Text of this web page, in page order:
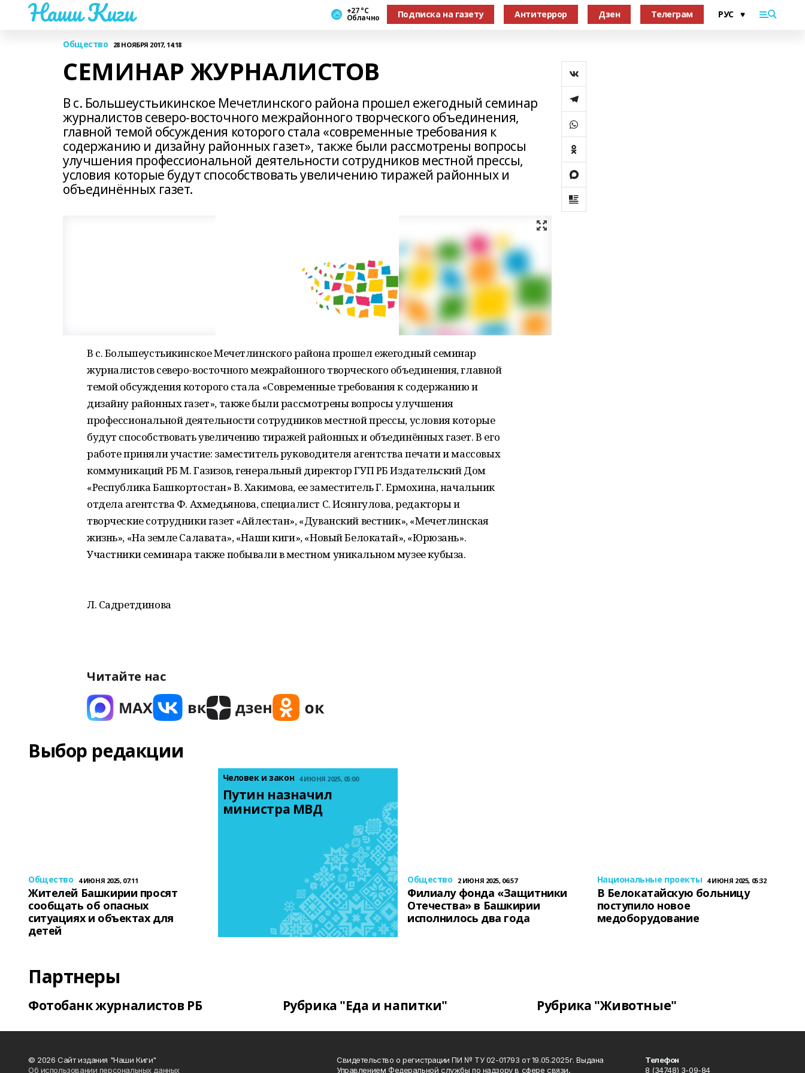
Наши Киги +27 °С
Облачно Подписка на газету Антитеррор Дзен Телеграм
Общество 28 НОЯБРЯ 2017, 14:18
СЕМИНАР ЖУРНАЛИСТОВ
В с. Большеустьикинское Мечетлинского района прошел ежегодный семинар
журналистов северо-восточного межрайонного творческого объединения,
главной темой обсуждения которого стала «современные требования к
содержанию и дизайну районных газет», также были рассмотрены вопросы
улучшения профессиональной деятельности сотрудников местной прессы,
условия которые будут способствовать увеличению тиражей районных и
объединённых газет.
В с. Большеустьикинское Мечетлинского района прошел ежегодный семинар
журналистов северо-восточного межрайонного творческого объединения, главной
темой обсуждения которого стала «Современные требования к содержанию и
дизайну районных газет», также были рассмотрены вопросы улучшения
профессиональной деятельности сотрудников местной прессы, условия которые
будут способствовать увеличению тиражей районных и объединённых газет. В его
работе приняли участие: заместитель руководителя агентства печати и массовых
коммуникаций РБ М. Газизов, генеральный директор ГУП РБ Издательский Дом
«Республика Башкортостан» В. Хакимова, ее заместитель Г. Ермохина, начальник
отдела агентства Ф. Ахмедьянова, специалист С. Исянгулова, редакторы и
творческие сотрудники газет «Айлестан», «Дуванский вестник», «Мечетлинская
жизнь», «На земле Салавата», «Наши киги», «Новый Белокатай», «Юрюзань».
Участники семинара также побывали в местном уникальном музее кубыза.
Л. Садретдинова
Читайте нас
Выбор редакции
Общество 4 ИЮНЯ 2025, 07:11
Жителей Башкирии просят
сообщать об опасных
ситуациях и объектах для
детей
Человек и закон 4 ИЮНЯ 2025, 05:00
Путин назначил
министра МВД
Общество 2 ИЮНЯ 2025, 06:57
Филиалу фонда «Защитники
Отечества» в Башкирии
исполнилось два года
Национальные проекты 4 ИЮНЯ 2025, 05:32
В Белокатайскую больницу
поступило новое
медоборудование
Партнеры
Фотобанк журналистов РБ Рубрика "Еда и напитки" Рубрика "Животные"
© 2026 Сайт издания "Наши Киги"
Об использовании персональных данных
Свидетельство о регистрации ПИ № ТУ 02-01793 от 19.05.2025г. Выдана
Управлением Федеральной службы по надзору в сфере связи,
Телефон
8 (34748) 3-09-84